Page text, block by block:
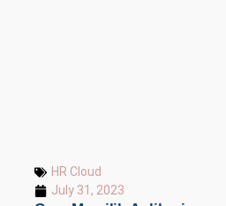
HR Cloud
July 31, 2023